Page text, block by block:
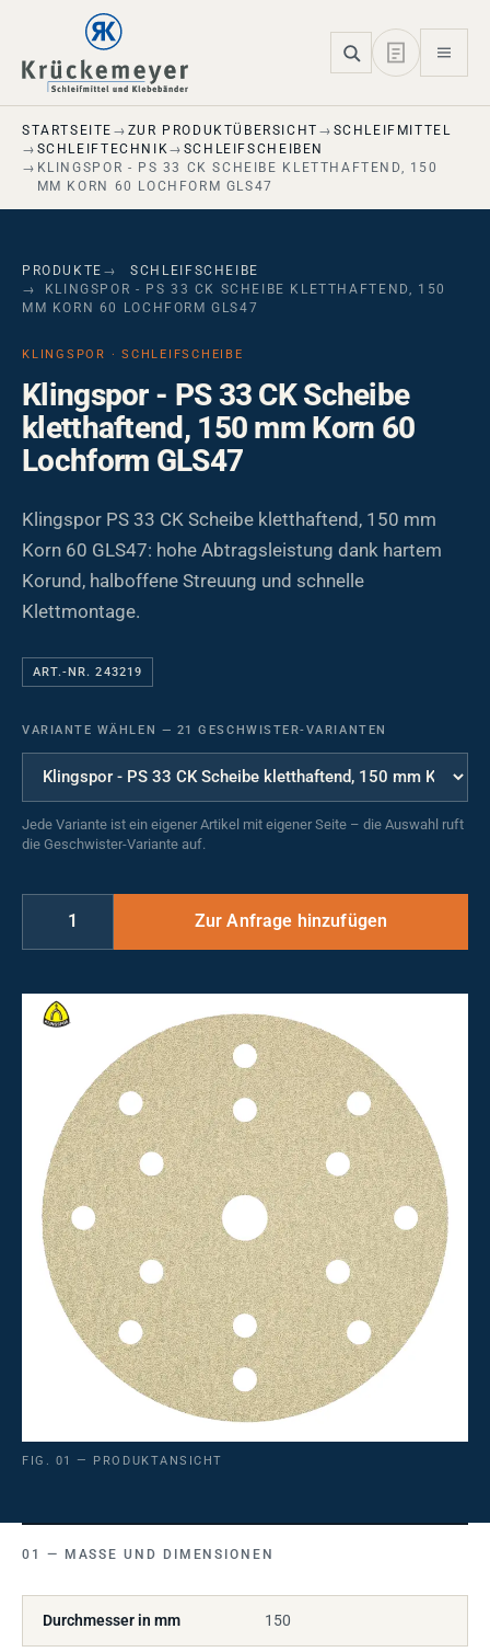
Skip to main navigation
Skip to main content
Skip to page footer
STARTSEITE ZUR PRODUKTÜBERSICHT
SCHLEIFMITTEL
SCHLEIFTECHNIK
SCHLEIFSCHEIBEN
KLINGSPOR - PS 33 CK SCHEIBE KLETTHAFTEND, 150
MM KORN 60 LOCHFORM GLS47
PRODUKTE
SCHLEIFSCHEIBE
KLINGSPOR - PS 33 CK SCHEIBE KLETTHAFTEND, 150
MM KORN 60 LOCHFORM GLS47
KLINGSPOR · SCHLEIFSCHEIBE
Klingspor - PS 33 CK Scheibe
kletthaftend, 150 mm Korn 60
Lochform GLS47
Klingspor PS 33 CK Scheibe kletthaftend, 150 mm
Korn 60 GLS47: hohe Abtragsleistung dank hartem
Korund, halboffene Streuung und schnelle
Klettmontage.
ART.-NR. 243219
VARIANTE WÄHLEN — 21 GESCHWISTER-VARIANTEN
Jede Variante ist ein eigener Artikel mit eigener Seite – die Auswahl ruft
die Geschwister-Variante auf.
FIG. 01 — PRODUKTANSICHT
MASSE UND DIMENSIONEN
Durchmesser in mm 150